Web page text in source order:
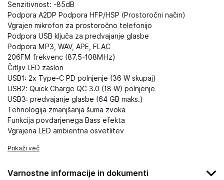
Senzitivnost: -85dB
Podpora A2DP Podpora HFP/HSP (Prostoročni način)
Vgrajen mikrofon za prostoročno telefonijo
Podpora USB ključa za predvajanje glasbe
Podpora MP3, WAV, APE, FLAC
206FM frekvenc (87.5-108MHz)
Čitljiv LED zaslon
USB1: 2x Type-C PD polnjenje (36 W skupaj)
USB2: Quick Charge QC 3.0 (18 W) polnjenje
USB3: predvajanje glasbe (64 GB maks.)
Tehnologija zmanjšanja šuma zvoka
Funkcija povdarjenega Bass efekta
Vgrajena LED ambientna osvetlitev
Prikaži več
Varnostne informacije in dokumenti